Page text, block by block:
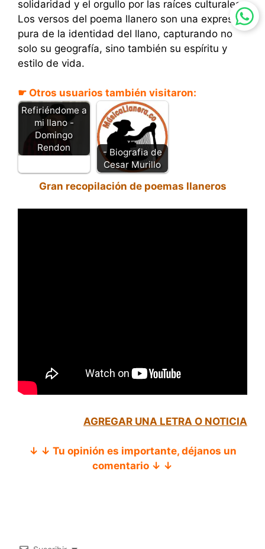
solidaridad y el orgullo por las raíces culturales.
Los versos del poema llanero son una expresión
pura de la identidad del llano, capturando no
solo su geografía, sino también su espíritu y
estilo de vida.
☛ Otros usuarios también visitaron:
Refiriéndome a
mi llano -
Domingo
Rendon
- Biografia de
Cesar Murillo
Gran recopilación de poemas llaneros
AGREGAR UNA LETRA O NOTICIA
↓ ↓ Tu opinión es importante, déjanos un
comentario ↓ ↓